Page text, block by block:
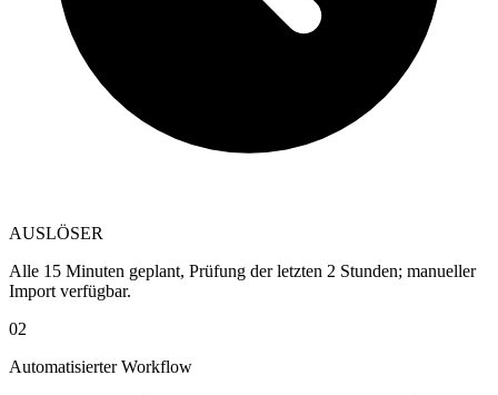
AUSLÖSER
Alle 15 Minuten geplant, Prüfung der letzten 2 Stunden; manueller
Import verfügbar.
02
Automatisierter Workflow